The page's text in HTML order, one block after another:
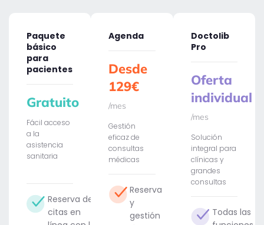
Paquete
básico
para
pacientes
Gratuito
Fácil acceso
a la
asistencia
sanitaria
Reserva de
citas en
Agenda
Desde
129€
/mes
Gestión
eficaz de
consultas
médicas
Reserva
y
gestión
Doctolib
Pro
Oferta
individual
/mes
Solución
integral para
clínicas y
grandes
consultas
Todas las